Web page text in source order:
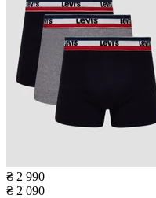
₴ 2 990
₴ 2 090